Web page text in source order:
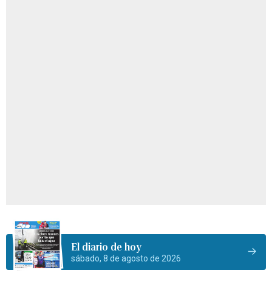
El diario de hoy
sábado, 8 de agosto de 2026